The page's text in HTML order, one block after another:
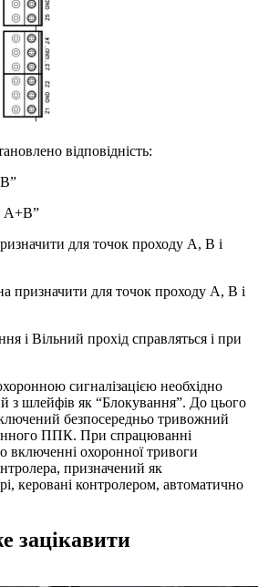
відповідність:
A+B”
для точок проходу А, В і
призначити для точок проходу А, В і
і Вільний прохід справляться і при
сигналізацією необхідно
з шлейфів як “Блокування”. До цього
безпосередньо тривожний
ППК. При спрацюванні
включенні охоронної тривоги
призначений як
керовані контролером, автоматично
зацікавити